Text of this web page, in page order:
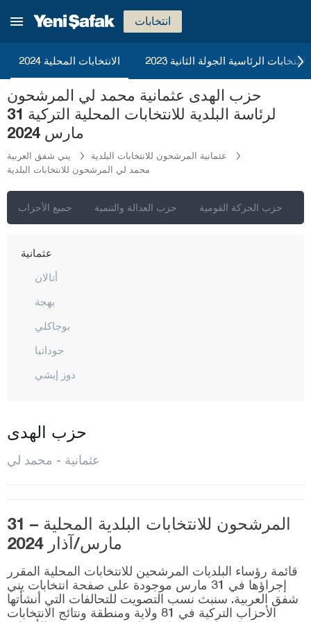
انتخابات
الانتخابات المحلية 2024 2023 الانتخابات الرئاسية الجولة الثانية
حزب الهدى عثمانية محمد لي المرشحون
لرئاسة البلدية للانتخابات المحلية التركية 31
مارس 2024
يني شفق العربية
عثمانية المرشحون للانتخابات البلدية
محمد لي المرشحون للانتخابات البلدية
جميع الأحزاب حزب العدالة والتنمية حزب الحركة القومية
مالاطيا
ماردين
مرسين
موغلا
موش
نيفشهير
أوردو
عثمانية
أتالان
بهجة
بوجاكلي
جوداتيا
دوز إيشي
حسن بايلي
المركز
سومباس
طوبراك كليه
تركمان
يارباشي
حزب الهدى
عثمانية - محمد لي
المرشحون للانتخابات البلدية المحلية – 31
مارس/آذار 2024
قائمة رؤساء البلديات المرشحين للانتخابات المحلية المقرر
إجراؤها في 31 مارس موجودة على صفحة انتخابات يني
شفق العربية. سنبث نسب التصويت للتحالفات التي أنشأتها
الأحزاب التركية في 81 ولاية ومنطقة ونتائج الانتخابات